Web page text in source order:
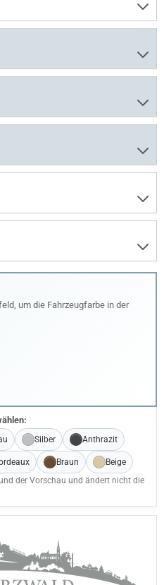
um die Fahrzeugfarbe in der
Silber Anthrazit
Braun
Beige
der Vorschau und ändert nicht die